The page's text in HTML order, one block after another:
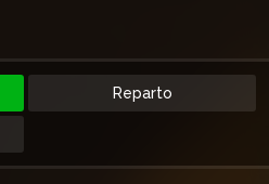
Reparto